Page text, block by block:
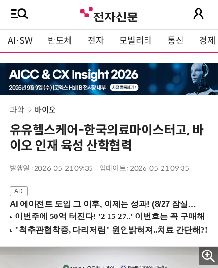
AI·SW 반도체 전자 모빌리티 통신 경제
과학 바이오
유유헬스케어-한국의료마이스터고, 바
이오 인재 육성 산학협력
발행일 : 2026-05-21 09:35 업데이트 : 2026-05-21 09:35
AI 에이전트 도입 그 이후, 이제는 성과! (8/27 잠실역)